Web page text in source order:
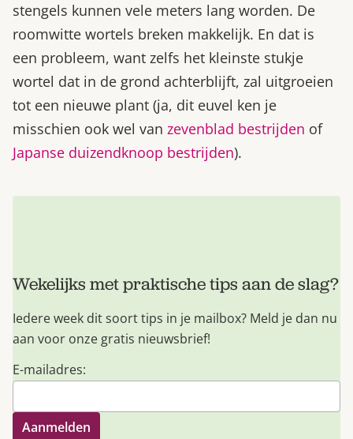
stengels kunnen vele meters lang worden. De
roomwitte wortels breken makkelijk. En dat is
een probleem, want zelfs het kleinste stukje
wortel dat in de grond achterblijft, zal uitgroeien
tot een nieuwe plant (ja, dit euvel ken je
misschien ook wel van zevenblad bestrijden of
Japanse duizendknoop bestrijden).
Wekelijks met praktische tips aan de slag?
Iedere week dit soort tips in je mailbox? Meld je dan nu
aan voor onze gratis nieuwsbrief!
E-mailadres: